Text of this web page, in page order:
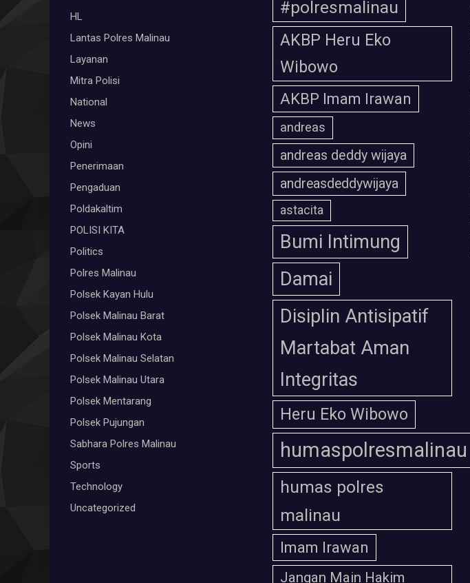
HL
Lantas Polres Malinau
Layanan
Mitra Polisi
National
News
Opini
Penerimaan
Pengaduan
Poldakaltim
POLISI KITA
Politics
Polres Malinau
Polsek Kayan Hulu
Polsek Malinau Barat
Polsek Malinau Kota
Polsek Malinau Selatan
Polsek Malinau Utara
Polsek Mentarang
Polsek Pujungan
Sabhara Polres Malinau
Sports
Technology
Uncategorized
#polresmalinau
AKBP Heru Eko
Wibowo
AKBP Imam Irawan
andreas
andreas deddy wijaya
andreasdeddywijaya
astacita
Bumi Intimung
Damai
Disiplin Antisipatif
Martabat Aman
Integritas
Heru Eko Wibowo
humaspolresmalinau
humas polres
malinau
Imam Irawan
Jangan Main Hakim